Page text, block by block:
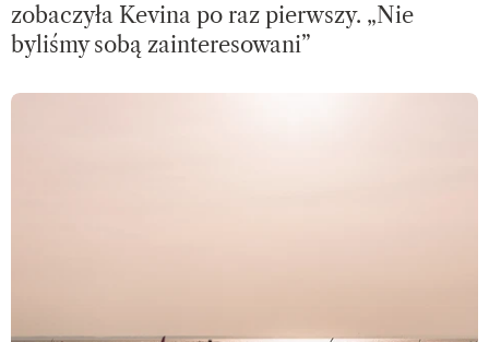
zobaczyła Kevina po raz pierwszy. „Nie
byliśmy sobą zainteresowani”